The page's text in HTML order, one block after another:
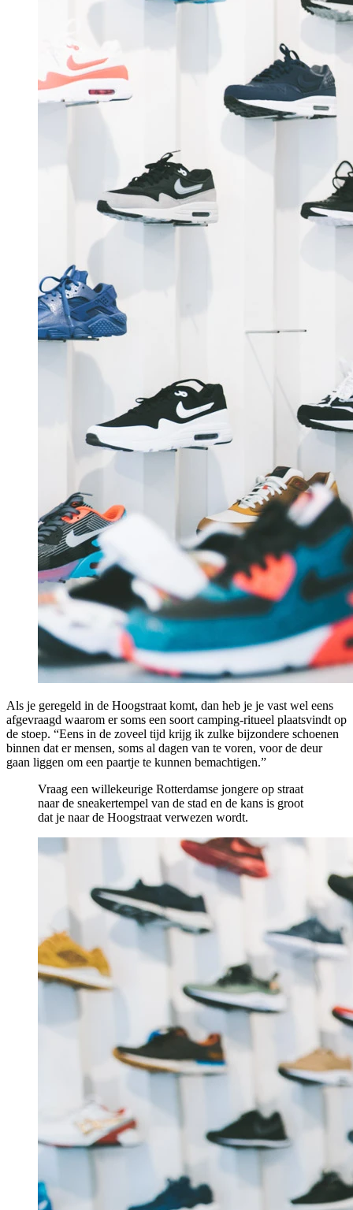
Als je geregeld in de Hoogstraat komt, dan heb je je vast wel eens
afgevraagd waarom er soms een soort camping-ritueel plaatsvindt op
de stoep. “Eens in de zoveel tijd krijg ik zulke bijzondere schoenen
binnen dat er mensen, soms al dagen van te voren, voor de deur
gaan liggen om een paartje te kunnen bemachtigen.”
Vraag een willekeurige Rotterdamse jongere op straat
naar de sneakertempel van de stad en de kans is groot
dat je naar de Hoogstraat verwezen wordt.